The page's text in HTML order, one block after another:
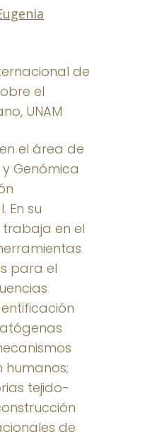
de
el
UNAM
el área de
Genómica
En su
en el
para el
humanos;
tejido-
de